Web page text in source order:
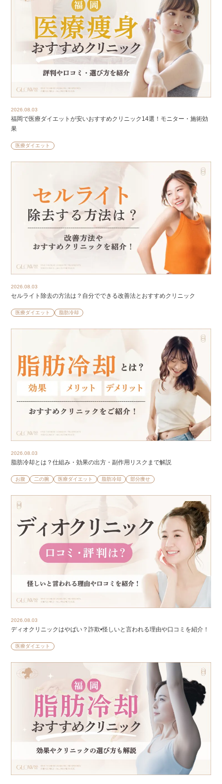
2026.08.03
福岡で医療ダイエットが安いおすすめクリニック14選！モニター・施術効
果
医療ダイエット
2026.08.03
セルライト除去の方法は？自分でできる改善法とおすすめクリニック
医療ダイエット 脂肪冷却
2026.08.03
脂肪冷却とは？仕組み・効果の出方・副作用リスクまで解説
お腹 二の腕 医療ダイエット 脂肪冷却 部分痩せ
2026.08.03
ディオクリニックはやばい？詐欺•怪しいと言われる理由や口コミを紹介！
医療ダイエット